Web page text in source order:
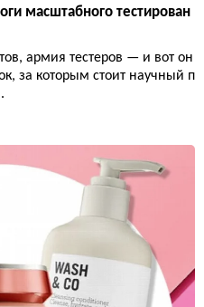
масштабного тестирован
армия тестеров — и вот он
за которым стоит научный п